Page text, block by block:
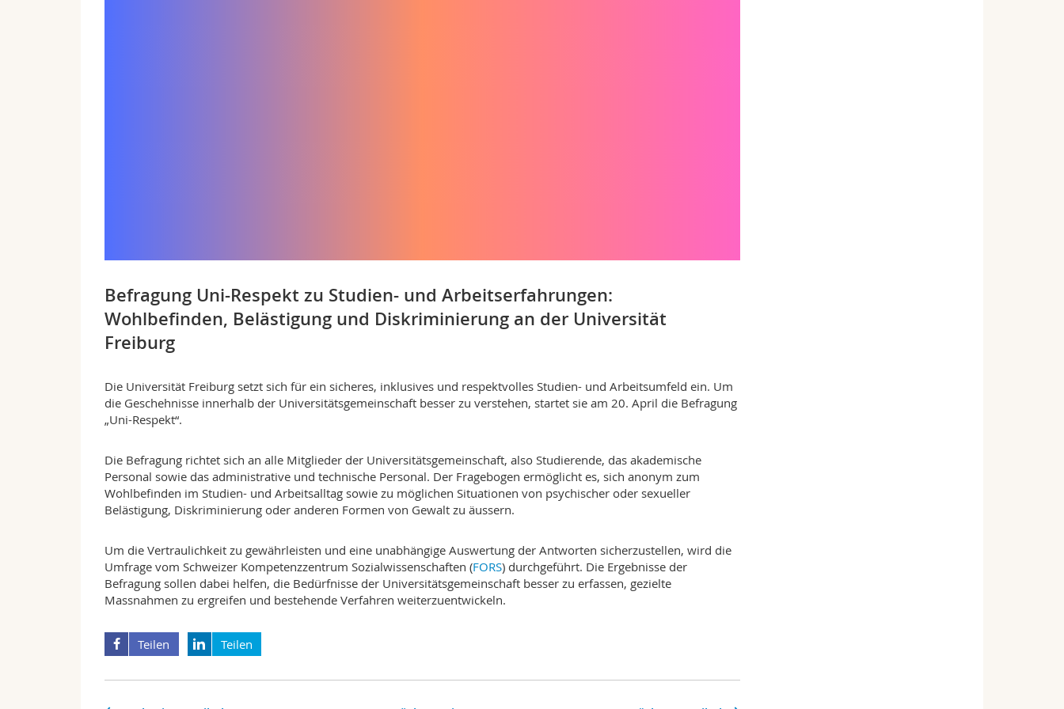
Befragung Uni-Respekt zu Studien- und Arbeitserfahrungen:
Wohlbefinden, Belästigung und Diskriminierung an der Universität
Freiburg
Die Universität Freiburg setzt sich für ein sicheres, inklusives und respektvolles Studien- und Arbeitsumfeld ein. Um
die Geschehnisse innerhalb der Universitätsgemeinschaft besser zu verstehen, startet sie am 20. April die Befragung
„Uni-Respekt“.
Die Befragung richtet sich an alle Mitglieder der Universitätsgemeinschaft, also Studierende, das akademische
Personal sowie das administrative und technische Personal. Der Fragebogen ermöglicht es, sich anonym zum
Wohlbefinden im Studien- und Arbeitsalltag sowie zu möglichen Situationen von psychischer oder sexueller
Belästigung, Diskriminierung oder anderen Formen von Gewalt zu äussern.
Um die Vertraulichkeit zu gewährleisten und eine unabhängige Auswertung der Antworten sicherzustellen, wird die
Umfrage vom Schweizer Kompetenzzentrum Sozialwissenschaften (FORS) durchgeführt. Die Ergebnisse der
Befragung sollen dabei helfen, die Bedürfnisse der Universitätsgemeinschaft besser zu erfassen, gezielte
Massnahmen zu ergreifen und bestehende Verfahren weiterzuentwickeln.
Teilen Teilen